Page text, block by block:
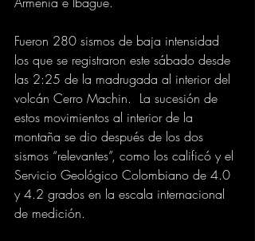
Fueron 280 sismos de baja intensidad
los que se registraron este sábado desde
las 2:25 de la madrugada al interior del
volcán Cerro Machin.  La sucesión de
estos movimientos al interior de la
montaña se dio después de los dos
sismos “relevantes”, como los calificó y el
Servicio Geológico Colombiano de 4.0
y 4.2 grados en la escala internacional
de medición.